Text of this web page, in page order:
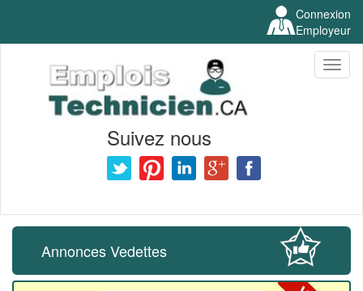
Connexion
Employeur
Suivez nous
Annonces Vedettes